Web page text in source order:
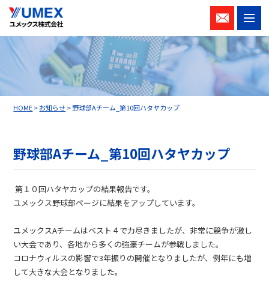
お問い
合わせ
HOME>お知らせ>野球部Aチーム_第10回ハタヤカップ
野球部Aチーム_第10回ハタヤカップ
第１０回ハタヤカップの結果報告です。
ユメックス野球部ページに結果をアップしています。
ユメックスAチームはベスト４で力尽きましたが、非常に競争が激し
い大会であり、各地から多くの強豪チームが参戦しました。
コロナウィルスの影響で3年振りの開催となりましたが、例年にも増
して大きな大会となりました。